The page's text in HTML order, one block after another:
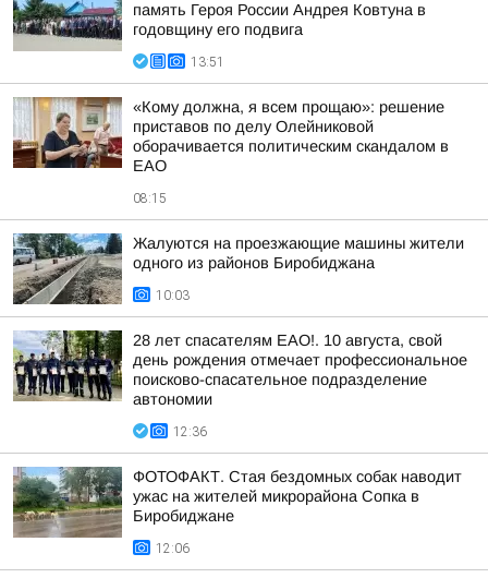
память Героя России Андрея Ковтуна в
годовщину его подвига
13:51
«Кому должна, я всем прощаю»: решение
приставов по делу Олейниковой
оборачивается политическим скандалом в
ЕАО
08:15
Жалуются на проезжающие машины жители
одного из районов Биробиджана
10:03
28 лет спасателям ЕАО!. 10 августа, свой
день рождения отмечает профессиональное
поисково-спасательное подразделение
автономии
12:36
ФОТОФАКТ. Стая бездомных собак наводит
ужас на жителей микрорайона Сопка в
Биробиджане
12:06